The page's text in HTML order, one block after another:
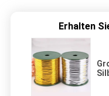
Erhalten